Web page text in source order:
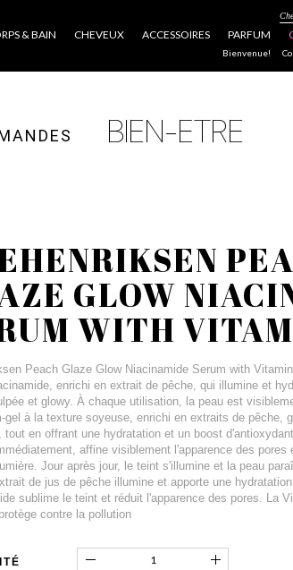
& BAIN CHEVEUX ACCESSOIRES PARFUM
Bienvenue!
GLOW
WITH
Peach Glaze Glow Niacinamide Serum with
enrichi en extrait de pêche, qui illumine et
et glowy. À chaque utilisation, la peau est
gel à la texture soyeuse, enrichi en extraits de pêche,
tout en offrant une hydratation et un boost
affine visiblement l'apparence des pores
Jour après jour, le teint s'illumine et la peau
de jus de pêche illumine et apporte une
sublime le teint et réduit l'apparence des pores. La
contre la pollution